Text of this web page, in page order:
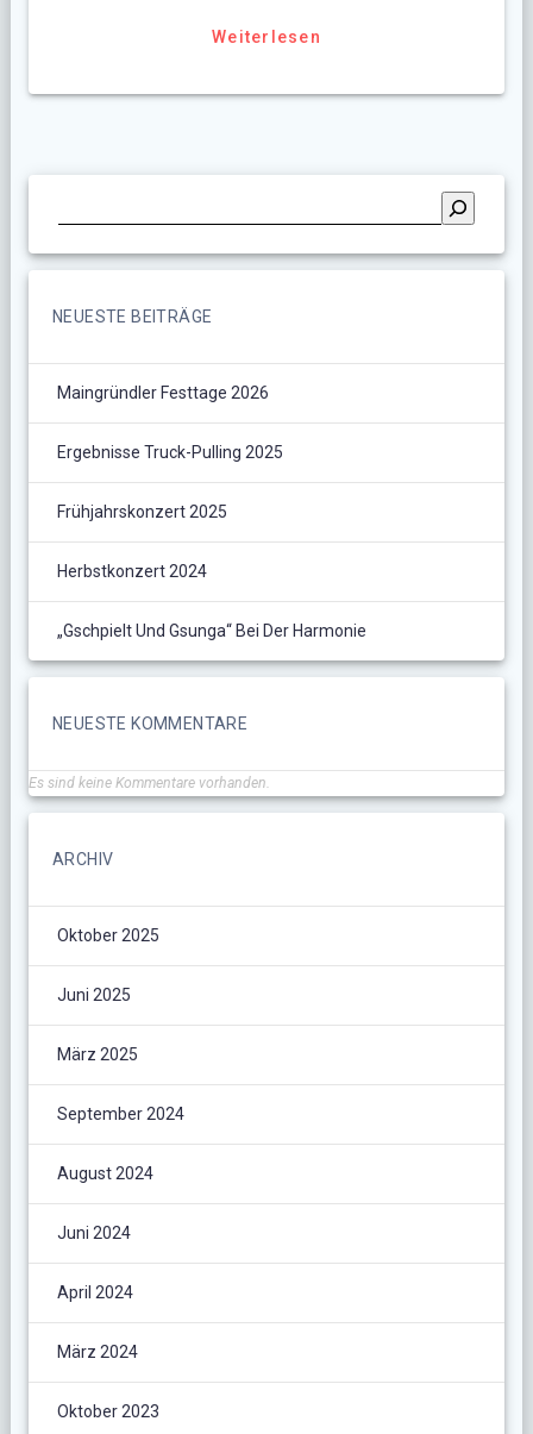
Weiterlesen
NEUESTE BEITRÄGE
Maingründler Festtage 2026
Ergebnisse Truck-Pulling 2025
Frühjahrskonzert 2025
Herbstkonzert 2024
„Gschpielt Und Gsunga“ Bei Der Harmonie
NEUESTE KOMMENTARE
Es sind keine Kommentare vorhanden.
ARCHIV
Oktober 2025
Juni 2025
März 2025
September 2024
August 2024
Juni 2024
April 2024
März 2024
Oktober 2023